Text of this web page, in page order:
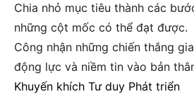
Chia nhỏ mục tiêu thành các
những cột mốc có thể đạt được.
Công nhận những chiến thắng
động lực và niềm tin vào bản
Khuyến khích Tư duy Phát triển